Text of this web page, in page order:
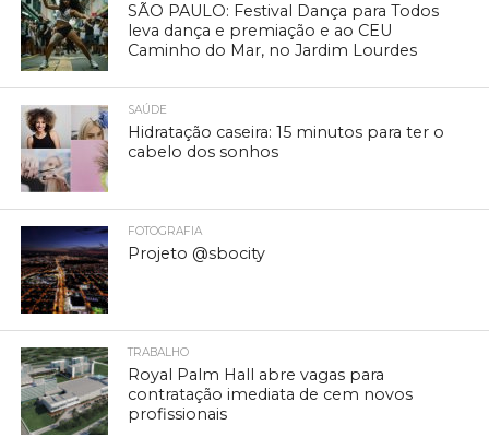
SÃO PAULO: Festival Dança para Todos
leva dança e premiação e ao CEU
Caminho do Mar, no Jardim Lourdes
SAÚDE
Hidratação caseira: 15 minutos para ter o
cabelo dos sonhos
FOTOGRAFIA
Projeto @sbocity
TRABALHO
Royal Palm Hall abre vagas para
contratação imediata de cem novos
profissionais